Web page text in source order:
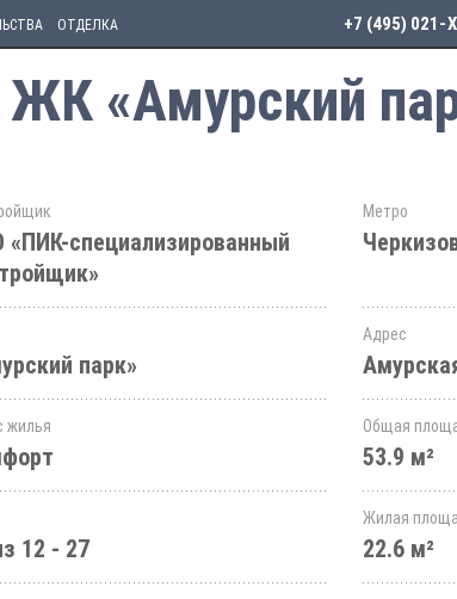
ОТДЕЛКА +7 (495) 021-
«Амурский
«ПИК-специализированный
Метро
парк»
Адрес
жилья Общая
53.9 м²
12 - 27
Жилая
22.6 м²